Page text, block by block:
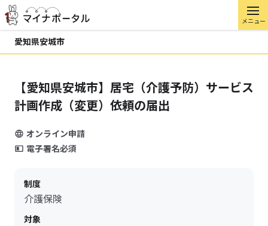
メニュー
愛知県安城市
【愛知県安城市】居宅（介護予防）サービス
計画作成（変更）依頼の届出
オンライン申請
電子署名必須
制度
介護保険
対象